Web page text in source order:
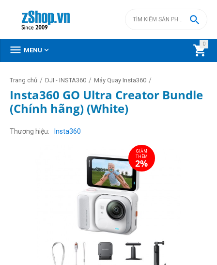
0


 MENU 
Trang chủ / DJI - INSTA360 / Máy Quay Insta360 /
Insta360 GO Ultra Creator Bundle
(Chính hãng) (White)
Thương hiệu Insta360